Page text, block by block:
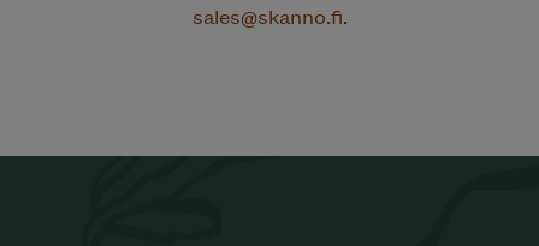
sales@skanno.fi.